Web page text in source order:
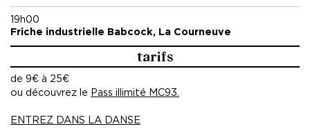
19h00
Friche industrielle Babcock, La Courneuve
tarifs
de 9€ à 25€
ou découvrez le Pass illimité MC93.
ENTREZ DANS LA DANSE